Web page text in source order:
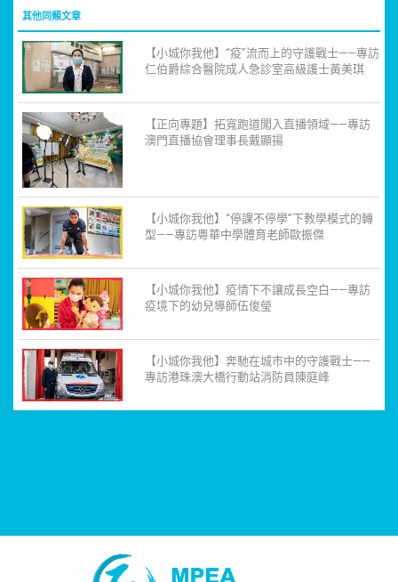
其他同類文章
【小城你我他】“疫”流而上的守護戰士——專訪
仁伯爵綜合醫院成人急診室高級護士黃美琪
【正向專題】拓寬跑道闖入直播領域——專訪
澳門直播協會理事長戴顯揚
【小城你我他】“停課不停學”下教學模式的轉
型——專訪粵華中學體育老師歐振傑
【小城你我他】疫情下不讓成長空白——專訪
疫境下的幼兒導師伍俊瑩
【小城你我他】奔馳在城市中的守護戰士——
專訪港珠澳大橋行動站消防員陳庭峰